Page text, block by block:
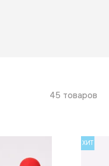
45 товаров
ХИТ